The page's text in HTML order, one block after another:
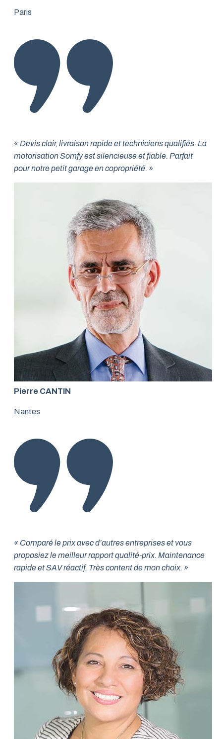
Paris
« Devis clair, livraison rapide et techniciens qualifiés. La
motorisation Somfy est silencieuse et fiable. Parfait
pour notre petit garage en copropriété. »
Pierre CANTIN
Nantes
« Comparé le prix avec d’autres entreprises et vous
proposiez le meilleur rapport qualité-prix. Maintenance
rapide et SAV réactif. Très content de mon choix. »